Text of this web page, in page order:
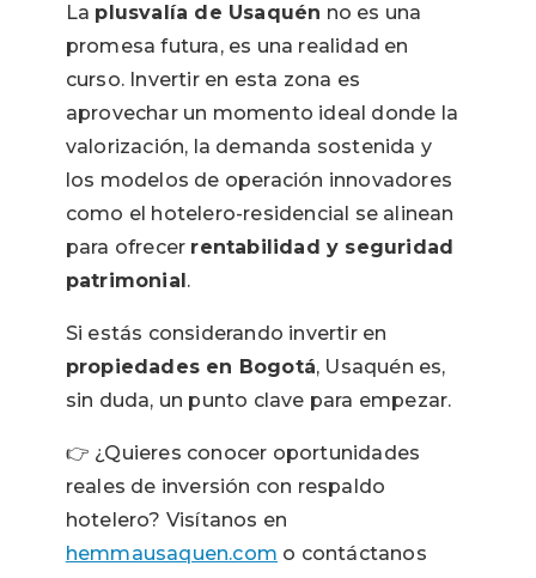
La plusvalía de Usaquén no es una
promesa futura, es una realidad en
curso. Invertir en esta zona es
aprovechar un momento ideal donde la
valorización, la demanda sostenida y
los modelos de operación innovadores
como el hotelero-residencial se alinean
para ofrecer rentabilidad y seguridad
patrimonial.
Si estás considerando invertir en
propiedades en Bogotá, Usaquén es,
sin duda, un punto clave para empezar.
👉 ¿Quieres conocer oportunidades
reales de inversión con respaldo
hotelero? Visítanos en
hemmausaquen.com o contáctanos